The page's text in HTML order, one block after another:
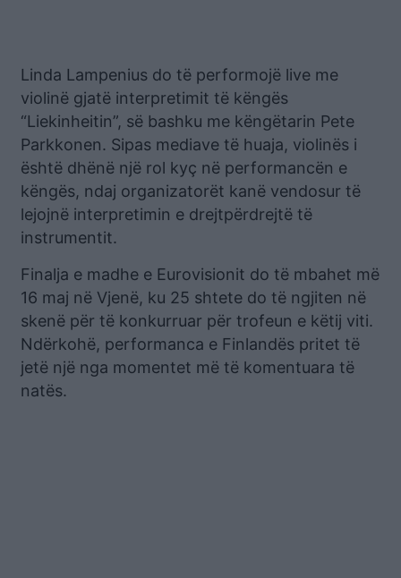
Linda Lampenius do të performojë live me
violinë gjatë interpretimit të këngës
“Liekinheitin”, së bashku me këngëtarin Pete
Parkkonen. Sipas mediave të huaja, violinës i
është dhënë një rol kyç në performancën e
këngës, ndaj organizatorët kanë vendosur të
lejojnë interpretimin e drejtpërdrejtë të
instrumentit.
Finalja e madhe e Eurovisionit do të mbahet më
16 maj në Vjenë, ku 25 shtete do të ngjiten në
skenë për të konkurruar për trofeun e këtij viti.
Ndërkohë, performanca e Finlandës pritet të
jetë një nga momentet më të komentuara të
natës.